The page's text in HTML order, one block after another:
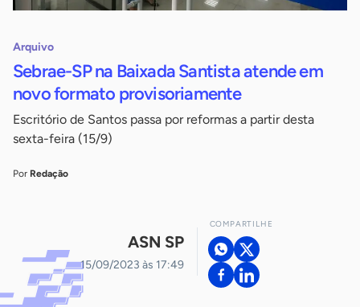
Arquivo
Sebrae-SP na Baixada Santista atende em
novo formato provisoriamente
Escritório de Santos passa por reformas a partir desta
sexta-feira (15/9)
Por Redação
ASN SP
15/09/2023 às 17:49
COMPARTILHE